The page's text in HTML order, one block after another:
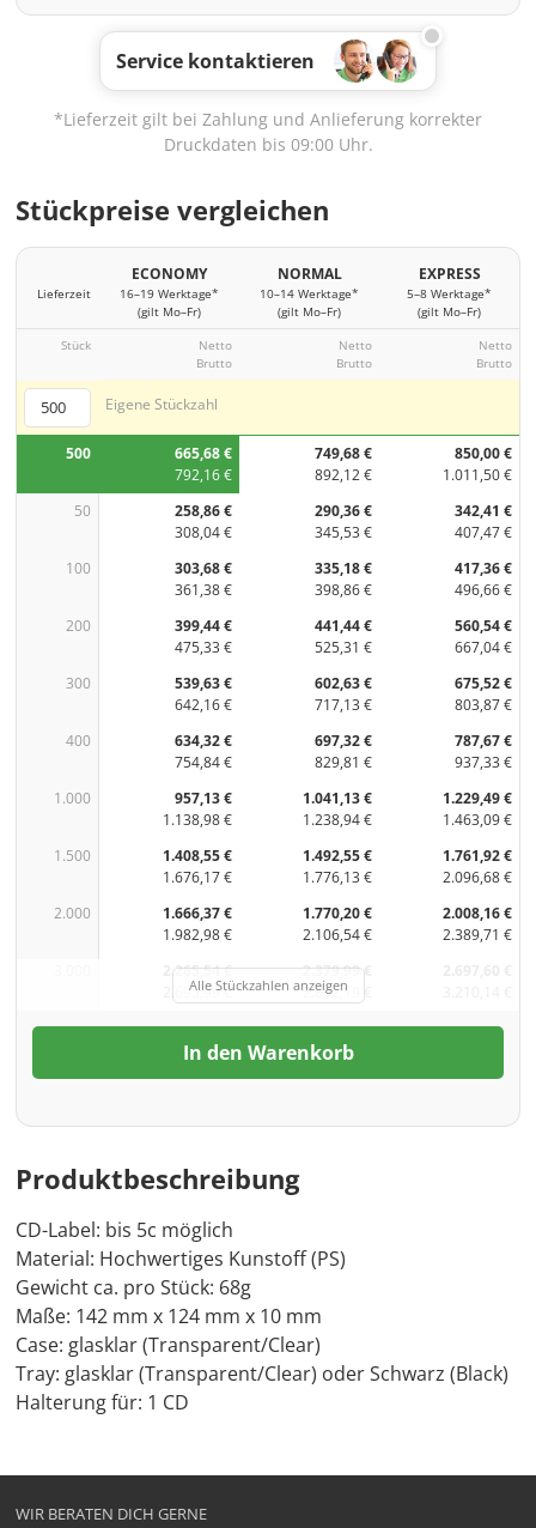
Service kontaktieren
*Lieferzeit gilt bei Zahlung und Anlieferung korrekter
Druckdaten bis 09:00 Uhr.
Stückpreise vergleichen
Lieferzeit
ECONOMY
16–19 Werktage*
(gilt Mo–Fr)
NORMAL
10–14 Werktage*
(gilt Mo–Fr)
EXPRESS
5–8 Werktage*
(gilt Mo–Fr)
Stück
Netto
Brutto
Netto
Brutto
Netto
Brutto
Eigene Stückzahl
500
665,68 €
792,16 €
749,68 €
892,12 €
850,00 €
1.011,50 €
50
258,86 €
308,04 €
290,36 €
345,53 €
342,41 €
407,47 €
100
303,68 €
361,38 €
335,18 €
398,86 €
417,36 €
496,66 €
200
399,44 €
475,33 €
441,44 €
525,31 €
560,54 €
667,04 €
300
539,63 €
642,16 €
602,63 €
717,13 €
675,52 €
803,87 €
400
634,32 €
754,84 €
697,32 €
829,81 €
787,67 €
937,33 €
1.000
957,13 €
1.138,98 €
1.041,13 €
1.238,94 €
1.229,49 €
1.463,09 €
1.500
1.408,55 €
1.676,17 €
1.492,55 €
1.776,13 €
1.761,92 €
2.096,68 €
2.000
1.666,37 €
1.982,98 €
1.770,20 €
2.106,54 €
2.008,16 €
2.389,71 €
2.265,54 €
2.695,99 €
2.379,99 €
2.832,19 €
Alle Stückzahlen anzeigen
In den Warenkorb
Produktbeschreibung
CD-Label: bis 5c möglich
Material: Hochwertiges Kunstoff (PS)
Gewicht ca. pro Stück: 68g
Maße: 142 mm x 124 mm x 10 mm
Case: glasklar (Transparent/Clear)
Tray: glasklar (Transparent/Clear) oder Schwarz (Black)
Halterung für: 1 CD
WIR BERATEN DICH GERNE